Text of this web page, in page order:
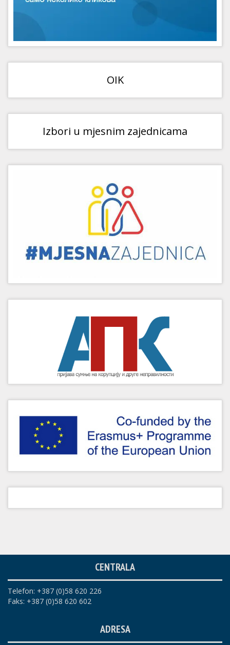
OIK
Izbori u mjesnim zajednicama
CENTRALA
Telefon: +387 (0)58 620 226
Faks: +387 (0)58 620 602
ADRESA